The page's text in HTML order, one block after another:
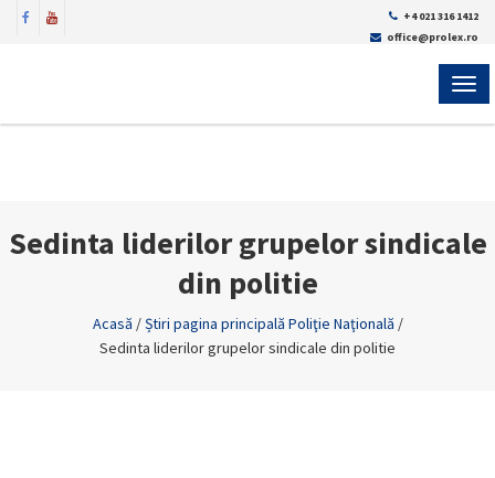
+4 021 316 1412
office@prolex.ro
Sedinta liderilor grupelor sindicale
din politie
Acasă /Știri pagina principală Poliţie Naţională /
Sedinta liderilor grupelor sindicale din politie